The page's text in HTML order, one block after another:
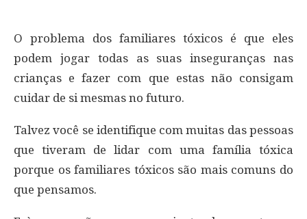
O problema dos familiares tóxicos é que eles
podem jogar todas as suas inseguranças nas
crianças e fazer com que estas não consigam
cuidar de si mesmas no futuro.
Talvez você se identifique com muitas das pessoas
que tiveram de lidar com uma família tóxica
porque os familiares tóxicos são mais comuns do
que pensamos.